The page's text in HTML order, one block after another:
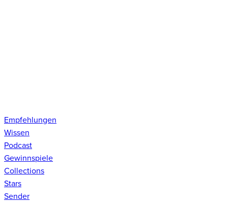
Empfehlungen
Wissen
Podcast
Gewinnspiele
Collections
Stars
Sender